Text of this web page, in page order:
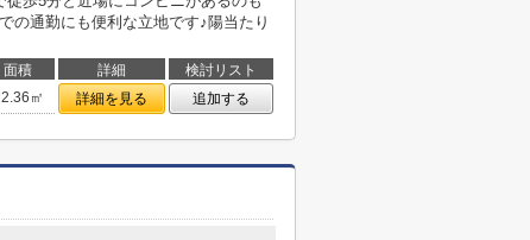
の通勤にも便利な立地です♪陽当たり
面積 詳細
検討リスト
㎡ 詳細を見る 追加する